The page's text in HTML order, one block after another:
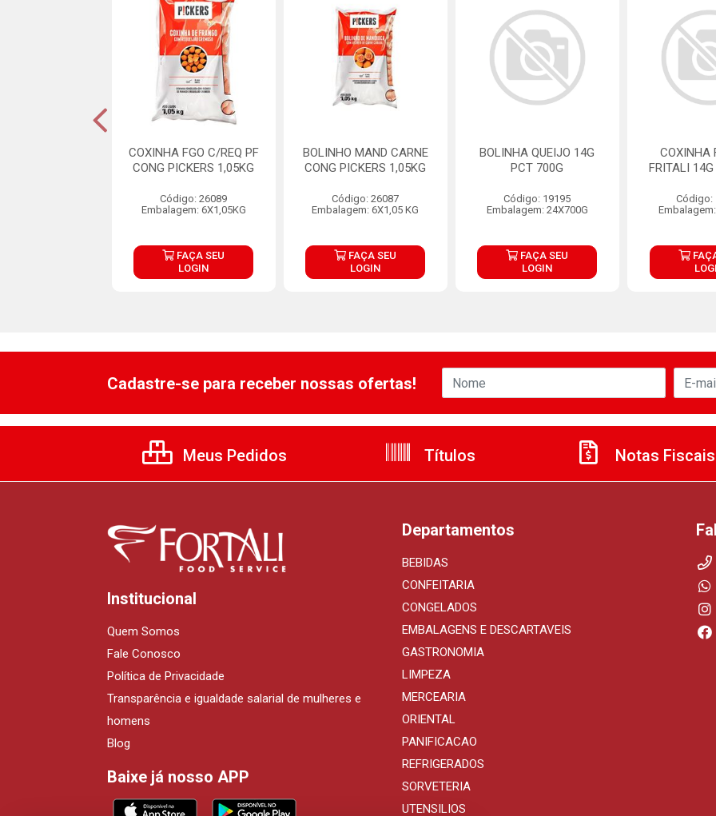
COXINHA FGO C/REQ PF
CONG PICKERS 1,05KG
Código: 26089
Embalagem: 6X1,05KG
FAÇA SEU
LOGIN
BOLINHO MAND CARNE
CONG PICKERS 1,05KG
Código: 26087
Embalagem: 6X1,05 KG
FAÇA SEU
LOGIN
BOLINHA QUEIJO 14G
PCT 700G
Código: 19195
Embalagem: 24X700G
FAÇA SEU
LOGIN
COXINHA
FRITALI
Código:
Cadastre-se para receber nossas ofertas!
Meus Pedidos Títulos Notas Fiscais
Institucional
Quem Somos
Fale Conosco
Política de Privacidade
Transparência e igualdade salarial de mulheres e
homens
Blog
Baixe já nosso APP
Departamentos
BEBIDAS
CONFEITARIA
CONGELADOS
EMBALAGENS E DESCARTAVEIS
GASTRONOMIA
LIMPEZA
MERCEARIA
ORIENTAL
PANIFICACAO
REFRIGERADOS
SORVETERIA
UTENSILIOS